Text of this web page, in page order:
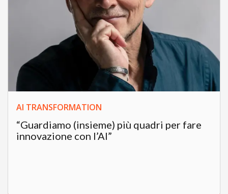
AI TRANSFORMATION
“Guardiamo (insieme) più quadri per fare
innovazione con l’AI”